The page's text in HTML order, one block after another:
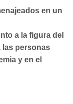
en un
a la figura del
las personas
y en el